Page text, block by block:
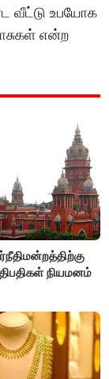
வீட்டு உபயோக
என்ற
நியமனம்